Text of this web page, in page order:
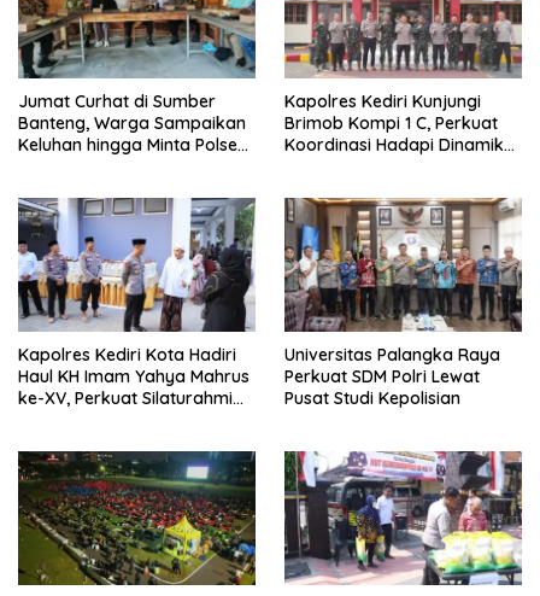
Jumat Curhat di Sumber
Banteng, Warga Sampaikan
Keluhan hingga Minta Polsek
Kapolres Kediri Kunjungi
Brimob Kompi 1 C, Perkuat
Koordinasi Hadapi Dinamika
Kapolres Kediri Kota Hadiri
Haul KH Imam Yahya Mahrus
ke-XV, Perkuat Silaturahmi
Universitas Palangka Raya
Perkuat SDM Polri Lewat
Pusat Studi Kepolisian